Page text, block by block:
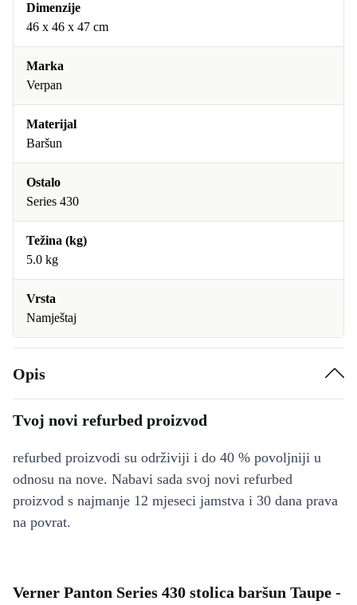
Dimenzije
46 x 46 x 47 cm
Marka
Verpan
Materijal
Baršun
Ostalo
Series 430
Težina (kg)
5.0 kg
Vrsta
Namještaj
Opis
Tvoj novi refurbed proizvod
refurbed proizvodi su održiviji i do 40 % povoljniji u
odnosu na nove. Nabavi sada svoj novi refurbed
proizvod s najmanje 12 mjeseci jamstva i 30 dana prava
na povrat.
Verner Panton Series 430 stolica baršun Taupe -